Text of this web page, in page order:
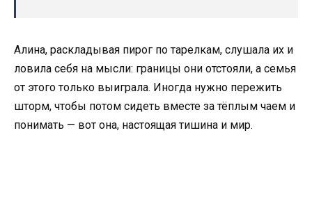
Алина, раскладывая пирог по тарелкам, слушала их и
ловила себя на мысли: границы они отстояли, а семья
от этого только выиграла. Иногда нужно пережить
шторм, чтобы потом сидеть вместе за тёплым чаем и
понимать — вот она, настоящая тишина и мир.